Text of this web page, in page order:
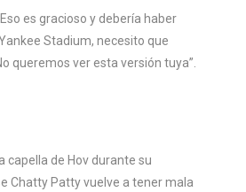
es gracioso y debería haber
Stadium, necesito que
queremos ver esta versión tuya”.
capella de Hov durante su
Chatty Patty vuelve a tener mala